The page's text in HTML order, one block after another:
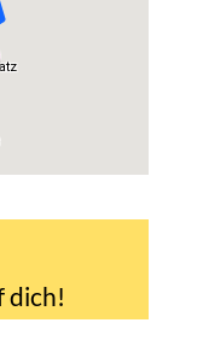
dich!